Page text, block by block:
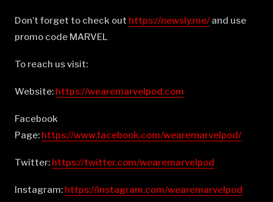
Don’t forget to check out ⁠⁠⁠⁠⁠⁠⁠⁠⁠⁠⁠⁠⁠⁠⁠⁠⁠⁠⁠⁠⁠⁠⁠⁠⁠⁠⁠⁠⁠⁠⁠⁠⁠⁠⁠⁠⁠⁠⁠⁠⁠⁠⁠⁠⁠⁠⁠⁠⁠https://newsly.me/⁠⁠⁠⁠⁠⁠⁠⁠⁠⁠⁠⁠⁠⁠⁠⁠⁠⁠⁠⁠⁠⁠⁠⁠⁠⁠⁠⁠⁠⁠⁠⁠⁠⁠⁠⁠⁠⁠⁠⁠⁠⁠⁠⁠⁠⁠⁠⁠⁠ and use
promo code MARVEL
To reach us visit:
Website: ⁠⁠⁠⁠⁠⁠⁠⁠⁠⁠⁠⁠⁠⁠⁠⁠⁠⁠⁠⁠⁠⁠⁠⁠⁠⁠⁠⁠⁠⁠⁠⁠⁠⁠⁠⁠⁠⁠⁠⁠⁠⁠⁠⁠⁠⁠⁠⁠⁠https://wearemarvelpod.com⁠⁠⁠⁠⁠⁠⁠⁠⁠⁠⁠⁠⁠⁠⁠⁠⁠⁠⁠⁠⁠⁠⁠⁠⁠⁠⁠⁠⁠⁠⁠⁠⁠⁠⁠⁠⁠⁠⁠⁠⁠⁠⁠⁠⁠⁠⁠⁠⁠
Facebook
Page: ⁠⁠⁠⁠⁠⁠⁠⁠⁠⁠⁠⁠⁠⁠⁠⁠⁠⁠⁠⁠⁠⁠⁠⁠⁠⁠⁠⁠⁠⁠⁠⁠⁠⁠⁠⁠⁠⁠⁠⁠⁠⁠⁠⁠⁠⁠⁠⁠⁠https://www.facebook.com/wearemarvelpod/⁠⁠⁠⁠⁠⁠⁠⁠⁠⁠⁠⁠⁠⁠⁠⁠⁠⁠⁠⁠⁠⁠⁠⁠⁠⁠⁠⁠⁠⁠⁠⁠⁠⁠⁠⁠⁠⁠⁠⁠⁠⁠⁠⁠⁠⁠⁠⁠⁠
Twitter: ⁠⁠⁠⁠⁠⁠⁠⁠⁠⁠⁠⁠⁠⁠⁠⁠⁠⁠⁠⁠⁠⁠⁠⁠⁠⁠⁠⁠⁠⁠⁠⁠⁠⁠⁠⁠⁠⁠⁠⁠⁠⁠⁠⁠⁠⁠⁠⁠⁠https://twitter.com/wearemarvelpod⁠⁠⁠⁠⁠⁠⁠⁠⁠⁠⁠⁠⁠⁠⁠⁠⁠⁠⁠⁠⁠⁠⁠⁠⁠⁠⁠⁠⁠⁠⁠⁠⁠⁠⁠⁠⁠⁠⁠⁠⁠⁠⁠⁠⁠⁠⁠⁠⁠
Instagram: ⁠⁠⁠⁠⁠⁠⁠⁠⁠⁠⁠⁠⁠⁠⁠⁠⁠⁠⁠⁠⁠⁠⁠⁠⁠⁠⁠⁠⁠⁠⁠⁠⁠⁠⁠⁠⁠⁠⁠⁠⁠⁠⁠⁠⁠⁠⁠⁠⁠https://instagram.com/wearemarvelpod⁠⁠⁠⁠⁠⁠⁠⁠⁠⁠⁠⁠⁠⁠⁠⁠⁠⁠⁠⁠⁠⁠⁠⁠⁠⁠⁠⁠⁠⁠⁠⁠⁠⁠⁠⁠⁠⁠⁠⁠⁠⁠⁠⁠⁠⁠⁠⁠⁠